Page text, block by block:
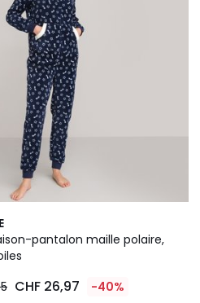
pantalon maille polaire,
CHF 26,97 -40%